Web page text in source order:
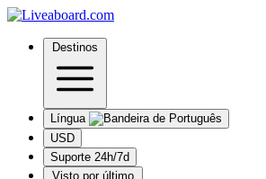
Destinos
Língua
USD
Suporte 24h/7d
Visto por último